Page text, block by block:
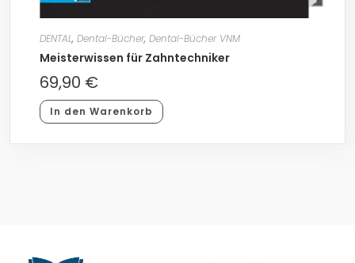
DENTAL, Dental-Bücher, Dental-Bücher VNM
Meisterwissen für Zahntechniker
69,90 €
In den Warenkorb